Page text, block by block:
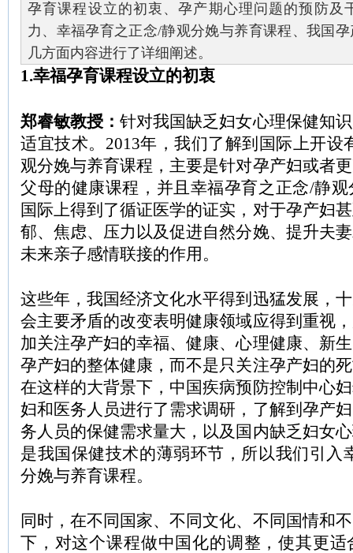
孕育课程设立的初衷、孕产期心理问题的预防及
力、幸福孕育之正念/静观分娩与养育课程、我国
几方面内容进行了详细阐述。
1.幸福孕育课程设立的初衷
郑睿敏教授：针对我国缺乏妇女心理保健知
适宜技术。2013年，我们了解到国际上开设
观分娩与养育课程，主要是针对孕产妇或者
父母的健康课程，并且幸福孕育之正念/静
国际上得到了循证医学的证实，对于孕产妇
郁、焦虑、压力以及促进自然分娩、提升夫
未来亲子感情联接的作用。
这些年，我国经济文化水平得到迅猛发展，
会主要矛盾的改变表明健康领域应得到重视
加关注孕产妇的幸福、健康、心理健康、新
孕产妇的整体健康，而不是只关注孕产妇的
在这样的大背景下，中国疾病预防控制中心
妇和医务人员进行了需求调研，了解到孕产
务人员的保健需求量大，以及国内缺乏妇女
是我国保健技术的薄弱环节，所以我们引入
分娩与养育课程。
同时，在不同国家、不同文化、不同国情和
下，对这个课程做中国化的调整，使其更